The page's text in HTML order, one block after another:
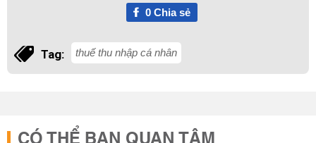
0Chia sẻ
Tag: thuế thu nhập cá nhân